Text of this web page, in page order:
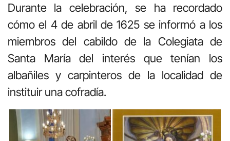
Durante la celebración, se ha recordado
cómo el 4 de abril de 1625 se informó a los
miembros del cabildo de la Colegiata de
Santa María del interés que tenían los
albañiles y carpinteros de la localidad de
instituir una cofradía.